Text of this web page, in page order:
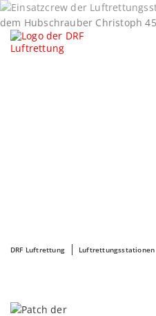
DRF Luftrettung Luftrettungsstationen